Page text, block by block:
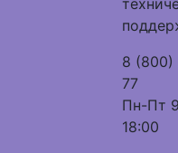
8 (800)
77
Пн-Пт
18:00